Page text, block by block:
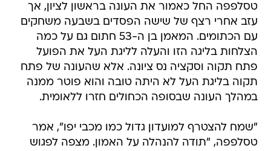
טסלפפה החל כאמור את העונה בראשון לציון, אך
עזב אחרי רצף של שישה הפסדים בשבעה משחקים
עם הכתומים. המאמן בן ה-53 חתום גם על כמה
הצלחות בליגה הזו והעלה לליגת העל את הפועל
פתח תקוה וסקציה נס ציונה. אלא שהעונה של פתח
תקוה בליגת העל לא היתה טובה והוא פוטר ממנה
במהלך העונה שבסופה הכחולים חזרו ללאומית.
"שמח להצטרף למועדון גדול כמו מכבי יפו", אמר
טסלפפה, "תודה להנהלה על האמון. מצפה לפגוש